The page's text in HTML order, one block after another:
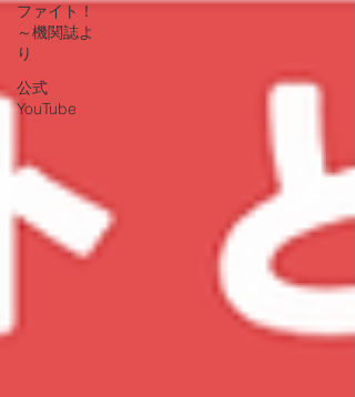
ファイト！
～機関誌よ
り
公式
YouTube